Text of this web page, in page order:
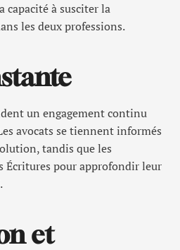
capacité à susciter la
les deux professions.
un engagement continu
avocats se tiennent informés
tandis que les
Écritures pour approfondir leur
et